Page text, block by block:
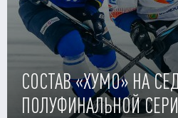
СОСТАВ «ХУМО» НА
ПОЛУФИНАЛЬНОЙ